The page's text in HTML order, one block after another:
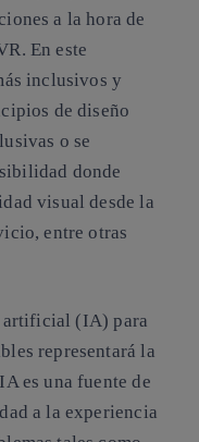
a la hora de
En este
inclusivos y
de diseño
o se
donde
visual desde la
entre otras
artificial (IA) para
representará la
es una fuente de
a la experiencia